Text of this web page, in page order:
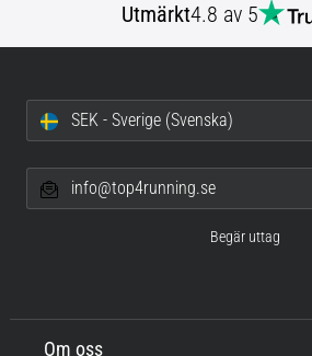
Utmärkt4.8 av 5
Om oss
SEK - Sverige (Svenska)
info@top4running.se
Begär uttag